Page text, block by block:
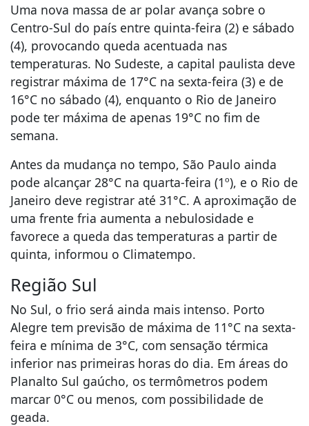
Uma nova massa de ar polar avança sobre o
Centro-Sul do país entre quinta-feira (2) e sábado
(4), provocando queda acentuada nas
temperaturas. No Sudeste, a capital paulista deve
registrar máxima de 17°C na sexta-feira (3) e de
16°C no sábado (4), enquanto o Rio de Janeiro
pode ter máxima de apenas 19°C no fim de
semana.
Antes da mudança no tempo, São Paulo ainda
pode alcançar 28°C na quarta-feira (1º), e o Rio de
Janeiro deve registrar até 31°C. A aproximação de
uma frente fria aumenta a nebulosidade e
favorece a queda das temperaturas a partir de
quinta, informou o Climatempo.
Região Sul
No Sul, o frio será ainda mais intenso. Porto
Alegre tem previsão de máxima de 11°C na sexta-
feira e mínima de 3°C, com sensação térmica
inferior nas primeiras horas do dia. Em áreas do
Planalto Sul gaúcho, os termômetros podem
marcar 0°C ou menos, com possibilidade de
geada.